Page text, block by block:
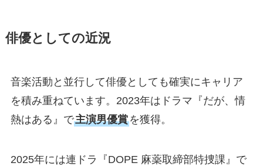
俳優としての近況
音楽活動と並行して俳優としても確実にキャリア
を積み重ねています。2023年はドラマ『だが、情
熱はある』で主演男優賞を獲得。
2025年には連ドラ『DOPE 麻薬取締部特捜課』で